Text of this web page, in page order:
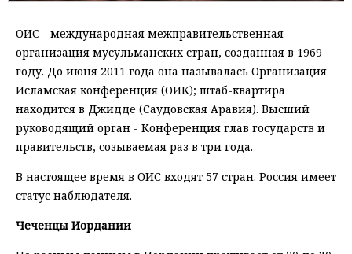
ОИС - международная межправительственная
организация мусульманских стран, созданная в 1969
году. До июня 2011 года она называлась Организация
Исламская конференция (ОИК); штаб-квартира
находится в Джидде (Саудовская Аравия). Высший
руководящий орган - Конференция глав государств и
правительств, созываемая раз в три года.
В настоящее время в ОИС входят 57 стран. Россия имеет
статус наблюдателя.
Чеченцы Иордании